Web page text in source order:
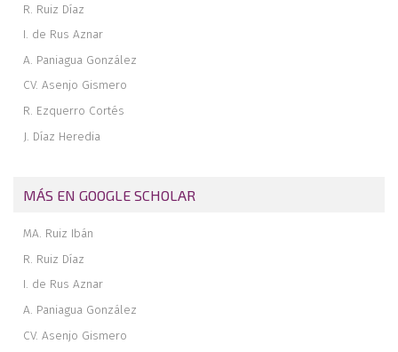
R. Ruiz Díaz
I. de Rus Aznar
A. Paniagua González
CV. Asenjo Gismero
R. Ezquerro Cortés
J. Díaz Heredia
MÁS EN GOOGLE SCHOLAR
MA. Ruiz Ibán
R. Ruiz Díaz
I. de Rus Aznar
A. Paniagua González
CV. Asenjo Gismero